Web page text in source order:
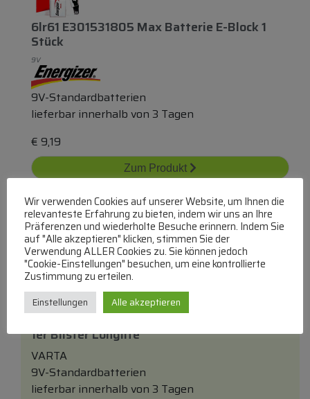
6lr61 E301531805 Max Batterie E-Block 1
Stück
9V
9V-Standardbatterien
lieferbar innerhalb von 3 Tagen
€ 9,19
Zum Produkt
In den Warenkorb
1er Blister Longlife
VARTA
9V-Standardbatterien
lieferbar innerhalb von 3 Tagen
Wir verwenden Cookies auf unserer Website, um Ihnen die
relevanteste Erfahrung zu bieten, indem wir uns an Ihre
Präferenzen und wiederholte Besuche erinnern. Indem Sie
auf "Alle akzeptieren" klicken, stimmen Sie der
Verwendung ALLER Cookies zu. Sie können jedoch
"Cookie-Einstellungen" besuchen, um eine kontrollierte
Zustimmung zu erteilen.
Einstellungen Alle akzeptieren